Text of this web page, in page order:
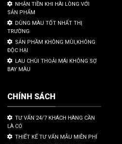
NHẬN TIỀN KHI HÀI LÒNG VỚI
SẢN PHẨM
DÙNG MÀU TỐT NHẤT THỊ
TRƯỜNG
SẢN PHẦM KHÔNG MÙI,KHÔNG
ĐỘC HẠI
LAU CHÙI THOẢI MÁI KHÔNG SỢ
BAY MÀU
CHÍNH SÁCH
TƯ VẤN 24/7 KHÁCH HÀNG CẦN
LÀ CÓ
THIẾT KẾ TƯ VẤN MẪU MIỄN PHÍ